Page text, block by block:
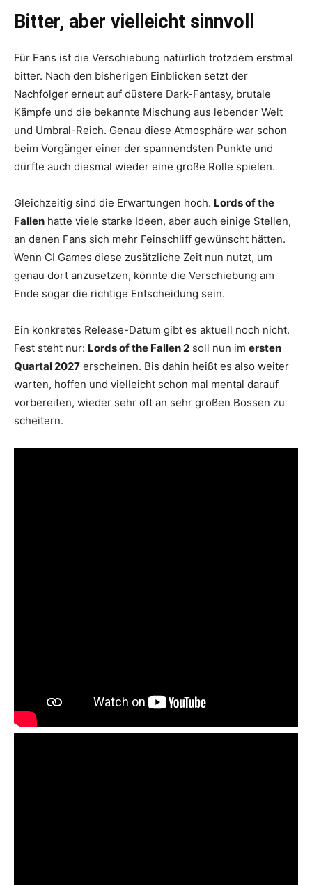
Bitter, aber vielleicht sinnvoll
Für Fans ist die Verschiebung natürlich trotzdem erstmal
bitter. Nach den bisherigen Einblicken setzt der
Nachfolger erneut auf düstere Dark-Fantasy, brutale
Kämpfe und die bekannte Mischung aus lebender Welt
und Umbral-Reich. Genau diese Atmosphäre war schon
beim Vorgänger einer der spannendsten Punkte und
dürfte auch diesmal wieder eine große Rolle spielen.
Gleichzeitig sind die Erwartungen hoch. Lords of the
Fallen hatte viele starke Ideen, aber auch einige Stellen,
an denen Fans sich mehr Feinschliff gewünscht hätten.
Wenn CI Games diese zusätzliche Zeit nun nutzt, um
genau dort anzusetzen, könnte die Verschiebung am
Ende sogar die richtige Entscheidung sein.
Ein konkretes Release-Datum gibt es aktuell noch nicht.
Fest steht nur: Lords of the Fallen 2 soll nun im ersten
Quartal 2027 erscheinen. Bis dahin heißt es also weiter
warten, hoffen und vielleicht schon mal mental darauf
vorbereiten, wieder sehr oft an sehr großen Bossen zu
scheitern.